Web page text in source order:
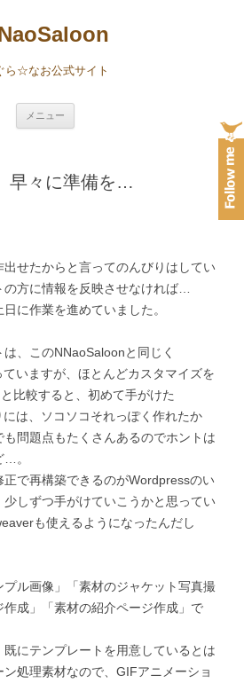
ら☆なお公式サイト
メニュー
へ
ス
早々に準備を…
出せたからと言ってのんびりはしてい
方に情報を反映させなければ…
に作業を進めていました。
は、このNNaoSaloonと同じく
いますが、ほとんどカスタマイズを
比較すると、初めて手がけた
は、ソコソコそれっぽく作れたか
問題点もたくさんあるのでホントは
…。
正で再構築できるのがWordpressのい
しずつ手がけていこうかと思ってい
も使えるようになったんだし
ル画像」「素材のジャケット写真撮
成」「素材の紹介ページ作成」で
にテンプレートを用意しているとは
処理素材なので、GIFアニメーショ